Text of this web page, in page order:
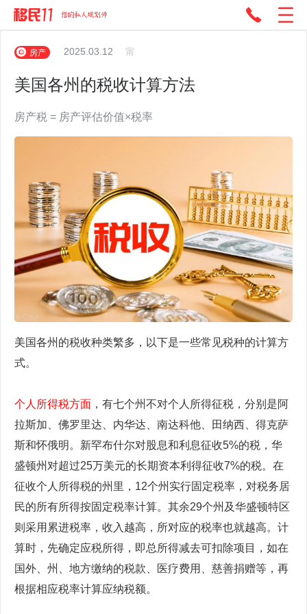
房产 2025.03.12 甯
美国各州的税收计算方法
房产税 = 房产评估价值×税率
美国各州的税收种类繁多，以下是一些常见税种的计算方
式。
个人所得税方面 ，有七个州不对个人所得征税，分别是阿
拉斯加、佛罗里达、内华达、南达科他、田纳西、得克萨
斯和怀俄明。新罕布什尔对股息和利息征收5%的税，华
盛顿州对超过25万美元的长期资本利得征收7%的税。在
征收个人所得税的州里，12个州实行固定税率，对税务居
民的所有所得按固定税率计算。其余29个州及华盛顿特区
则采用累进税率，收入越高，所对应的税率也就越高。计
算时，先确定应税所得，即总所得减去可扣除项目，如在
国外、州、地方缴纳的税款、医疗费用、慈善捐赠等，再
根据相应税率计算应纳税额。